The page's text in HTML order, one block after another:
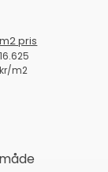
m2 pris
16.625
kr/m2